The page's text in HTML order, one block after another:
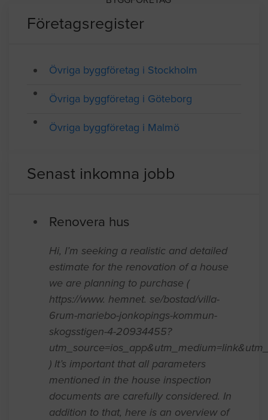
Företagsregister
Övriga byggföretag i Stockholm
Övriga byggföretag i Göteborg
Övriga byggföretag i Malmö
Senast inkomna jobb
Renovera hus
Hi, I’m seeking a realistic and detailed
estimate for the renovation of a house
we are planning to purchase (
https://www. hemnet. se/bostad/villa-
6rum-mariebo-jonkopings-kommun-
skogsstigen-4-20934455?
) It’s important that all parameters
mentioned in the house inspection
documents are carefully considered. In
addition to that, here is an overview of